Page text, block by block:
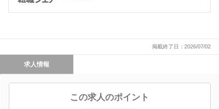
掲載終了日：2026/07/02
求人情報
この求人のポイント